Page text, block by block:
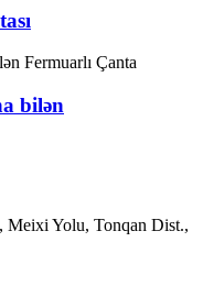
bilən
Meixi Yolu, Tonqan Dist.,